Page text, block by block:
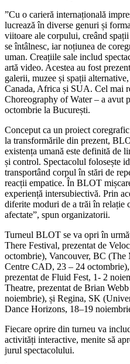
”Cu o carieră internațională
lucrează în diverse genuri și
viitoare ale corpului, creând
se întâlnesc, iar noțiunea de
uman. Creațiile sale includ
artă video. Acestea au fost
galerii, muzee și spații
Canada, Africa și SUA. Cel mai
Choreography of Water – a avut
octombrie la București.
Conceput ca un proiect
la transformările din prezent,
existența umană este definită de
și control. Spectacolul folosește
transportând corpul în stări de
reacții empatice. În BLOT
experiență intersubiectivă. Prin
diferite moduri de a trăi în relație
afectate”, spun organizatorii.
Turneul BLOT se va opri în
There Festival, prezentat de
octombrie), Vancouver, BC (The
Centre CAD, 23 – 24
prezentat de Fluid Fest, 1- 2
Theatre, prezentat de Brian
noiembrie), și Regina, SK
Dance Horizons, 18–19
Fiecare oprire din turneu va
activități interactive, menite să
jurul spectacolului.